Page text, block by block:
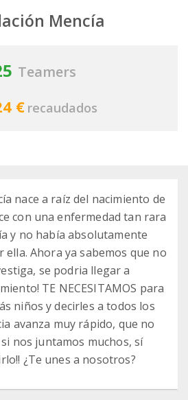
Mencía
Teamers
€ recaudados
nace a raíz del nacimiento de
con una enfermedad tan rara
y no había absolutamente
ella. Ahora ya sabemos que no
se podria llegar a
TE NECESITAMOS para
niños y decirles a todos los
avanza muy rápido, que no
nos juntamos muchos, sí
¿Te unes a nosotros?